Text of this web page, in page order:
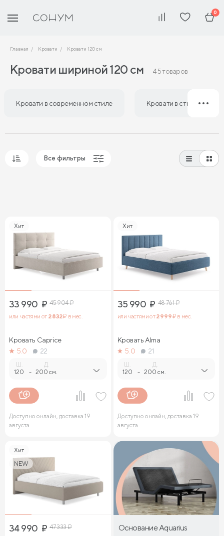
0
Главная Кровати Кровати 120 см
Кровати шириной 120 см 45 товаров
Кровати в современном стиле Кровати в стиле лофт
Все фильтры
Хит
33 990 ₽ 45 904₽
или частями от 2 832₽ в мес.
Кровать Caprice
5.0
22
Ш.
120 -
Д.
200 см.
Доступно онлайн, доставка 19
августа
Хит
35 990 ₽ 48 761₽
или частями от2 999₽ в мес.
Кровать Alma
5.0
21
Ш.
120 -
Д.
200 см.
Доступно онлайн, доставка 19
августа
Хит
NEW
34 990 ₽ 47 333₽
Основание Aquarius